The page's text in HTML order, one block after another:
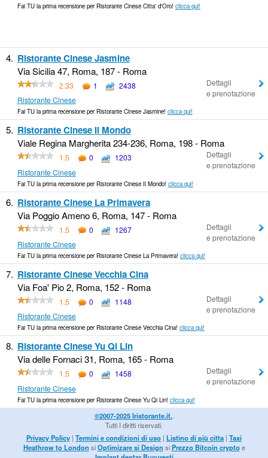
Fai TU la prima recensione per Ristorante Cinese Citta' d'Oro! clicca qui!
4. Ristorante Cinese Jasmine
Via Sicilia 47, Roma, 187 - Roma
2.33 1
2438
Ristorante Cinese
Dettagli
e prenotazione
Fai TU la prima recensione per Ristorante Cinese Jasmine! clicca qui!
5. Ristorante Cinese Il Mondo
Viale Regina Margherita 234-236, Roma, 198 - Roma
1.5 0
1203
Ristorante Cinese
Dettagli
e prenotazione
Fai TU la prima recensione per Ristorante Cinese Il Mondo! clicca qui!
6. Ristorante Cinese La Primavera
Via Poggio Ameno 6, Roma, 147 - Roma
1.5 0
1267
Ristorante Cinese
Dettagli
e prenotazione
Fai TU la prima recensione per Ristorante Cinese La Primavera! clicca qui!
7. Ristorante Cinese Vecchia Cina
Via Foa' Pio 2, Roma, 152 - Roma
1.5 0
1148
Ristorante Cinese
Dettagli
e prenotazione
Fai TU la prima recensione per Ristorante Cinese Vecchia Cina! clicca qui!
8. Ristorante Cinese Yu Qi Lin
Via delle Fornaci 31, Roma, 165 - Roma
1.5 0
1458
Ristorante Cinese
Dettagli
e prenotazione
Fai TU la prima recensione per Ristorante Cinese Yu Qi Lin! clicca qui!
©2007-2025 Iristorante.it..
Tutti I diritti riservati.
Privacy Policy | Termini e condizioni di uso | Listino di più citta | Taxi
Heathrow to London siOptimizare si Design siPrezzo Bitcoin cryptoe